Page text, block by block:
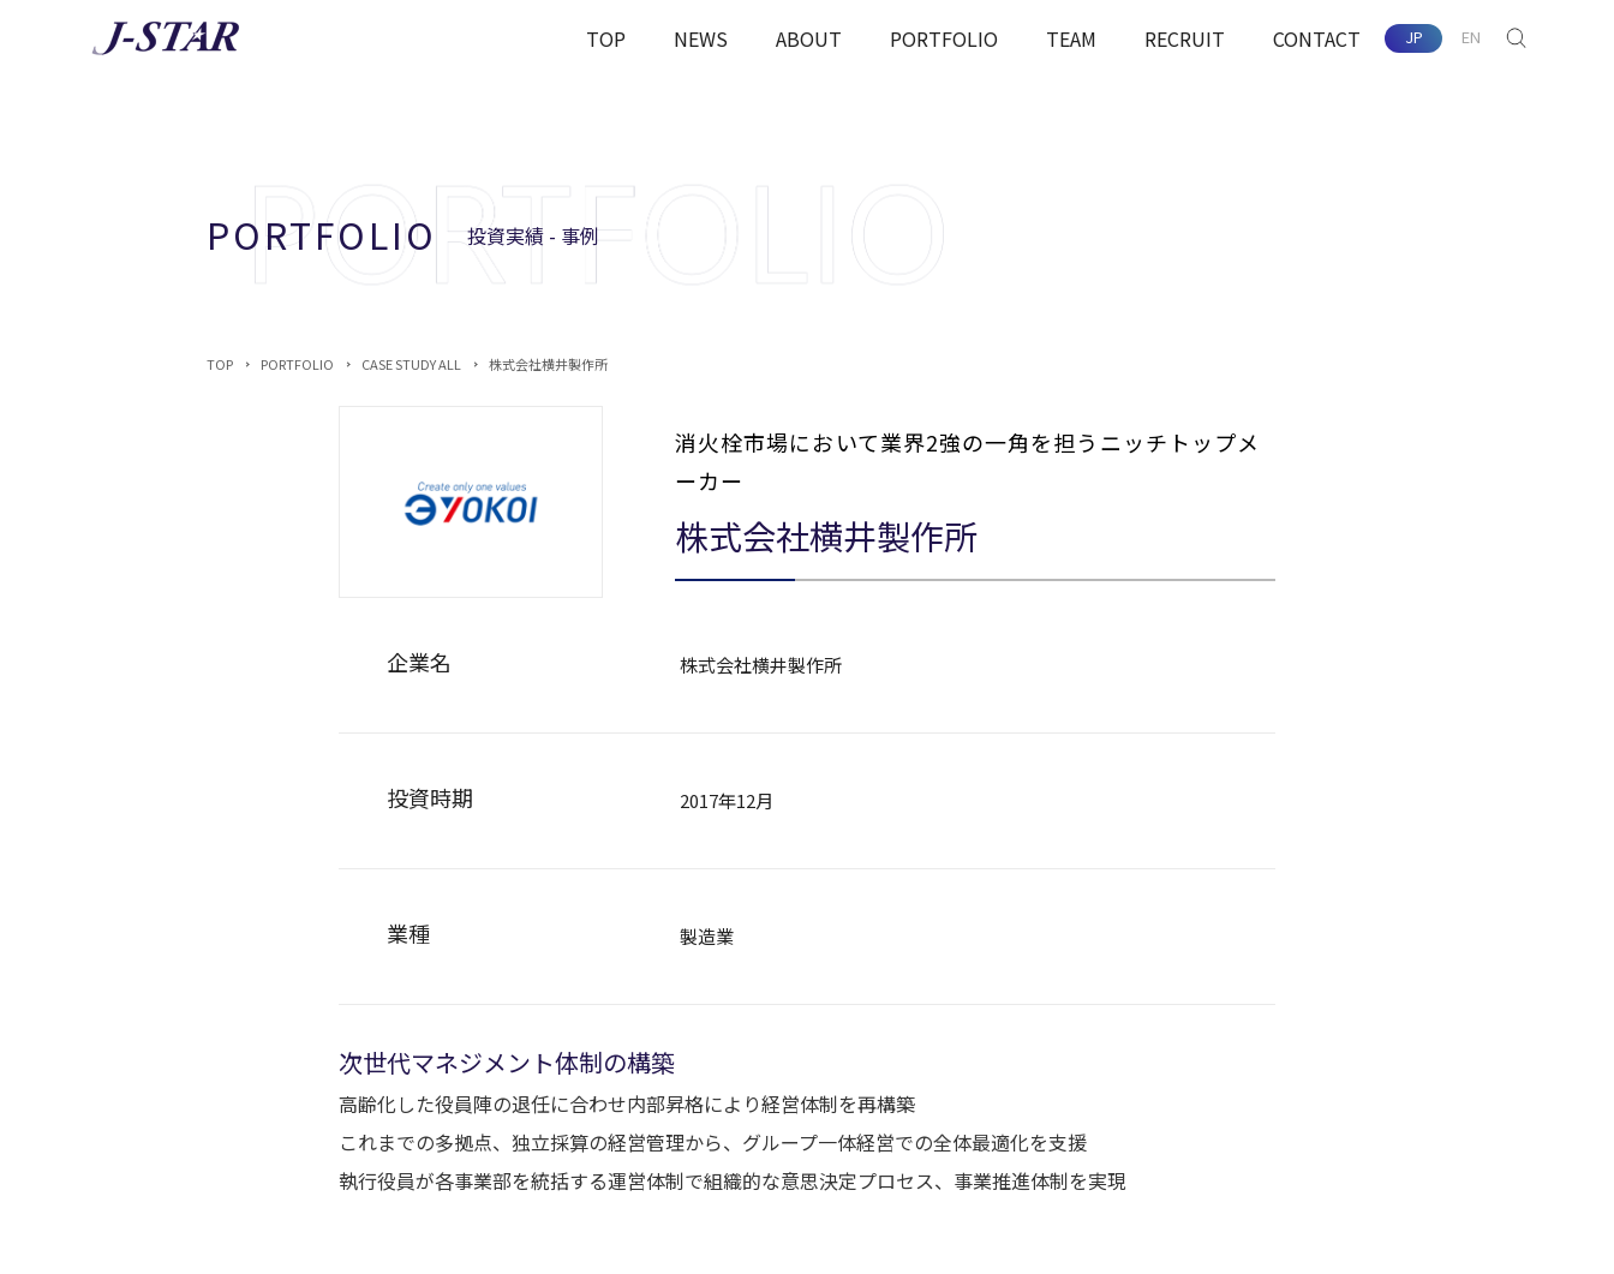
TOP NEWS ABOUT PORTFOLIO TEAM RECRUIT CONTACT JP EN
PORTFOLIO 投資実績 - 事例
TOP PORTFOLIO CASE STUDY ALL 株式会社横井製作所
消火栓市場において業界2強の一角を担うニッチトップメ
ーカー
株式会社横井製作所
企業名 株式会社横井製作所
投資時期 2017年12月
業種 製造業
次世代マネジメント体制の構築
高齢化した役員陣の退任に合わせ内部昇格により経営体制を再構築
これまでの多拠点、独立採算の経営管理から、グループ一体経営での全体最適化を支援
執行役員が各事業部を統括する運営体制で組織的な意思決定プロセス、事業推進体制を実現